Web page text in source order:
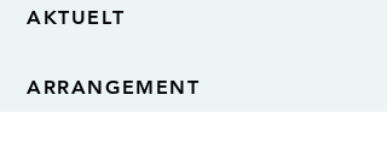
AKTUELT
ARRANGEMENT